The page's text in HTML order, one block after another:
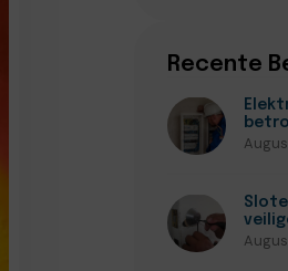
Recente